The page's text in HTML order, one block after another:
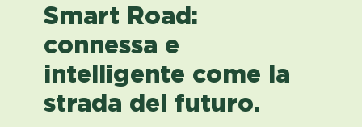
Smart Road:
connessa e
intelligente come la
strada del futuro.